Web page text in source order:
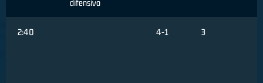
difensivo
2:40 4-1 3